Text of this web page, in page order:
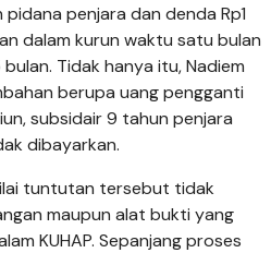
penjara dan denda Rp1
dalam kurun waktu satu bulan
Tidak hanya itu, Nadiem
berupa uang pengganti
subsidair 9 tahun penjara
dibayarkan.
tuntutan tersebut tidak
maupun alat bukti yang
KUHAP. Sepanjang proses